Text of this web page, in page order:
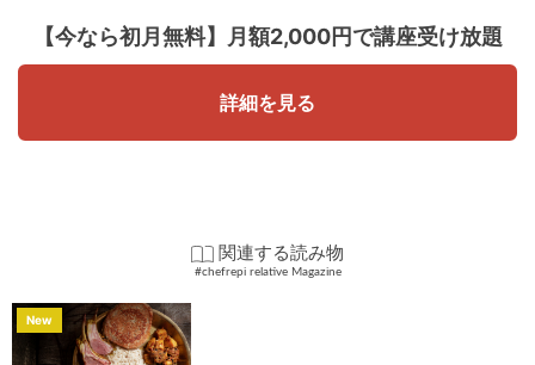
【今なら初月無料】 月額2,000円で講座受け放題
詳細を見る
関連する読み物
#chefrepi relative Magazine
New